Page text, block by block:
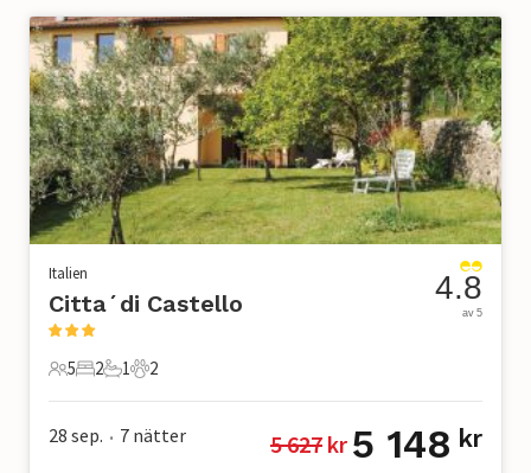
Italien
Citta´di Castello
5 Gäster
5
2 Sovrum
2
1 Badrum
1
2 Husdjur
2
4.8
av 5
28 sep. • 7 nätter 5 627 kr 5 148 kr